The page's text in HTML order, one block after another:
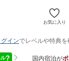
お気に入り